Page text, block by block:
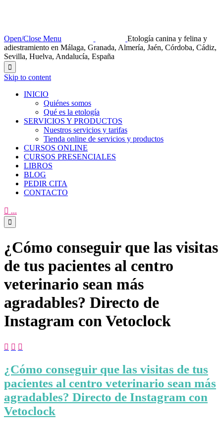
Open/Close Menu
Etología canina y felina y
adiestramiento en Málaga, Granada, Almería, Jaén, Córdoba, Cádiz,
Sevilla, Huelva, Andalucía, España

Skip to content
INICIO
Quiénes somos
Qué es la etología
SERVICIOS Y PRODUCTOS
Nuestros servicios y tarifas
Tienda online de servicios y productos
CURSOS ONLINE
CURSOS PRESENCIALES
LIBROS
BLOG
PEDIR CITA
CONTACTO
 ...

¿Cómo conseguir que las visitas
de tus pacientes al centro
veterinario sean más
agradables? Directo de
Instagram con Vetoclock
  
¿Cómo conseguir que las visitas de tus
pacientes al centro veterinario sean más
agradables? Directo de Instagram con
Vetoclock